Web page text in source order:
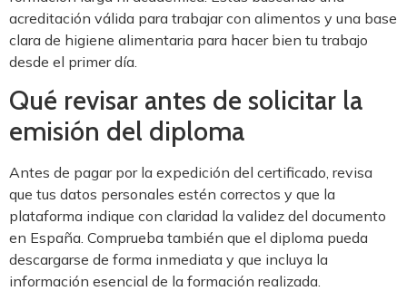
acreditación válida para trabajar con alimentos y una base
clara de higiene alimentaria para hacer bien tu trabajo
desde el primer día.
Qué revisar antes de solicitar la
emisión del diploma
Antes de pagar por la expedición del certificado, revisa
que tus datos personales estén correctos y que la
plataforma indique con claridad la validez del documento
en España. Comprueba también que el diploma pueda
descargarse de forma inmediata y que incluya la
información esencial de la formación realizada.